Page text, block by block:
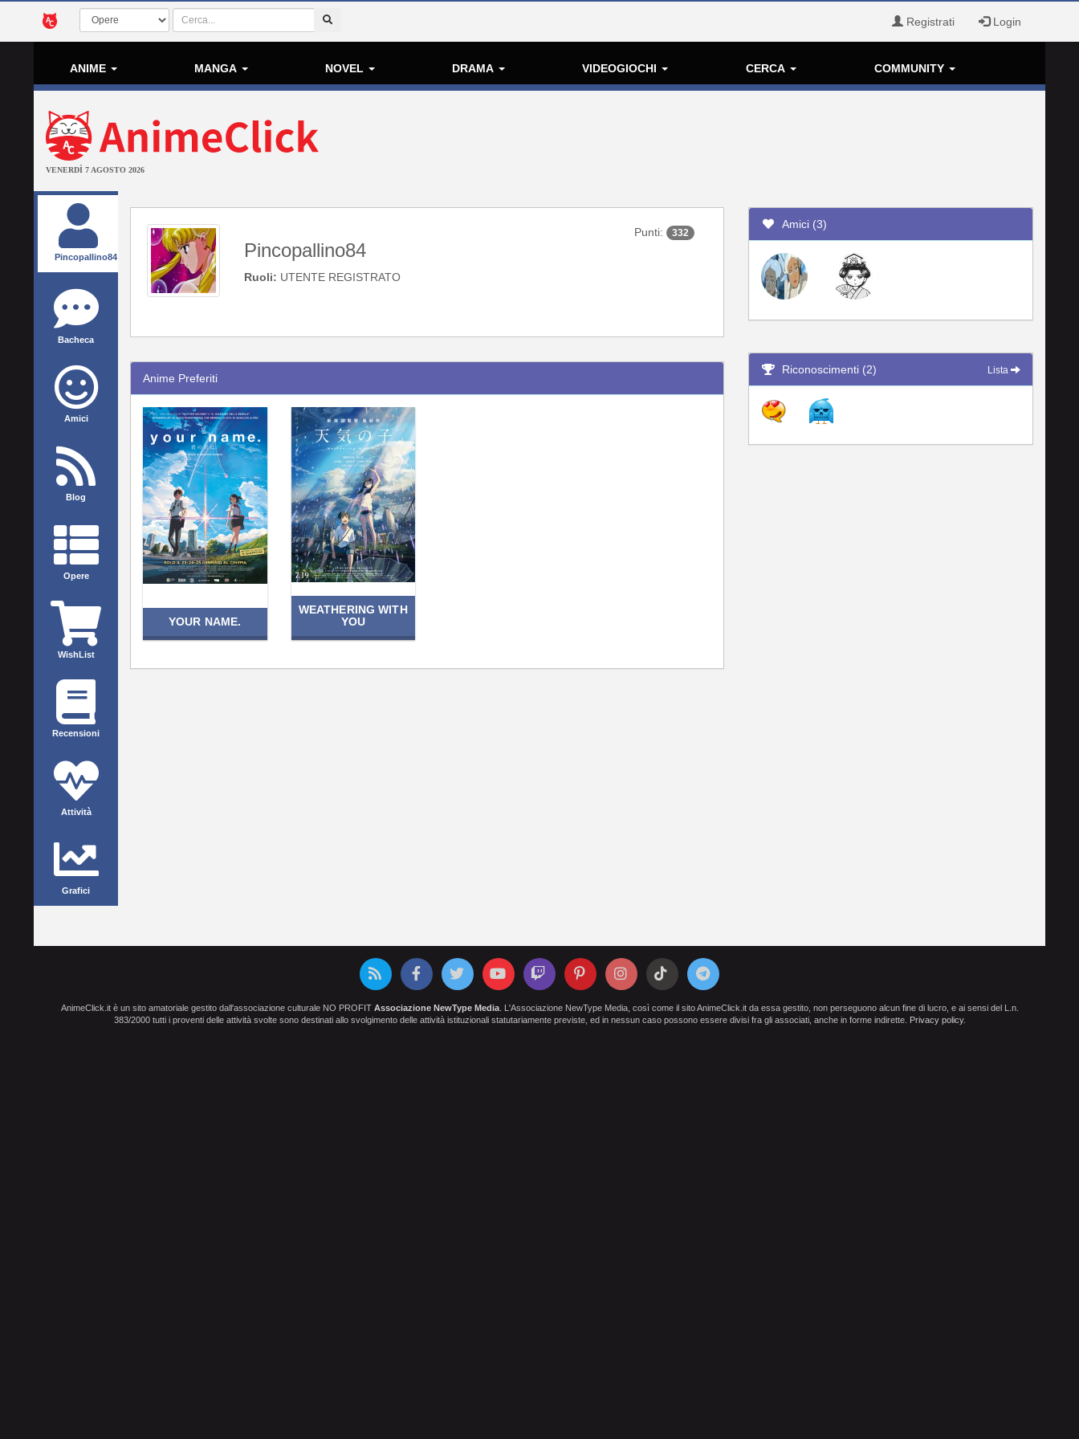
Registrati Login
ANIME MANGA NOVEL DRAMA VIDEOGIOCHI CERCA COMMUNITY
VENERDÌ 7 AGOSTO 2026
Pincopallino84
Bacheca
Amici
Blog
Opere
WishList
Recensioni
Attività
Grafici
Pincopallino84
Ruoli: UTENTE REGISTRATO
Punti: 332
Anime Preferiti
YOUR NAME.
WEATHERING WITH
YOU
Amici (3)
Riconoscimenti (2) Lista
AnimeClick.it è un sito amatoriale gestito dall'associazione culturale NO PROFIT Associazione NewType Media. L'Associazione NewType Media, così come il sito AnimeClick.it da essa gestito, non perseguono alcun fine di lucro, e ai sensi del L.n.
383/2000 tutti i proventi delle attività svolte sono destinati allo svolgimento delle attività istituzionali statutariamente previste, ed in nessun caso possono essere divisi fra gli associati, anche in forme indirette. Privacy policy.